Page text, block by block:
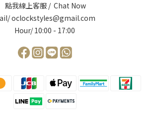
點我線上客服 / Chat Now
oclockstyles@gmail.com
Hour/ 10:00 - 17:00